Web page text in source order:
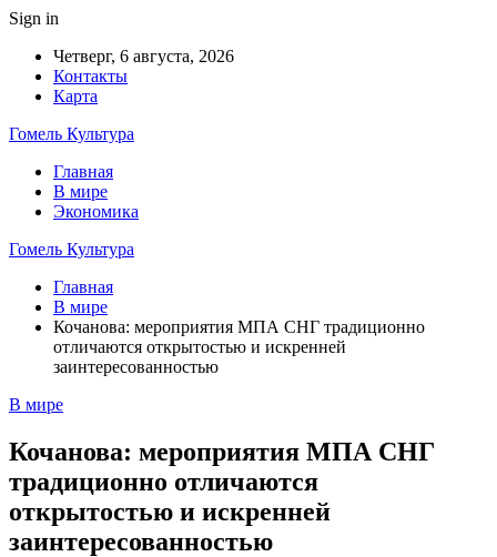
Sign in
Четверг, 6 августа, 2026
Контакты
Карта
Гомель Культура
Главная
В мире
Экономика
Гомель Культура
Главная
В мире
Кочанова: мероприятия МПА СНГ традиционно
отличаются открытостью и искренней
заинтересованностью
В мире
Кочанова: мероприятия МПА СНГ
традиционно отличаются
открытостью и искренней
заинтересованностью